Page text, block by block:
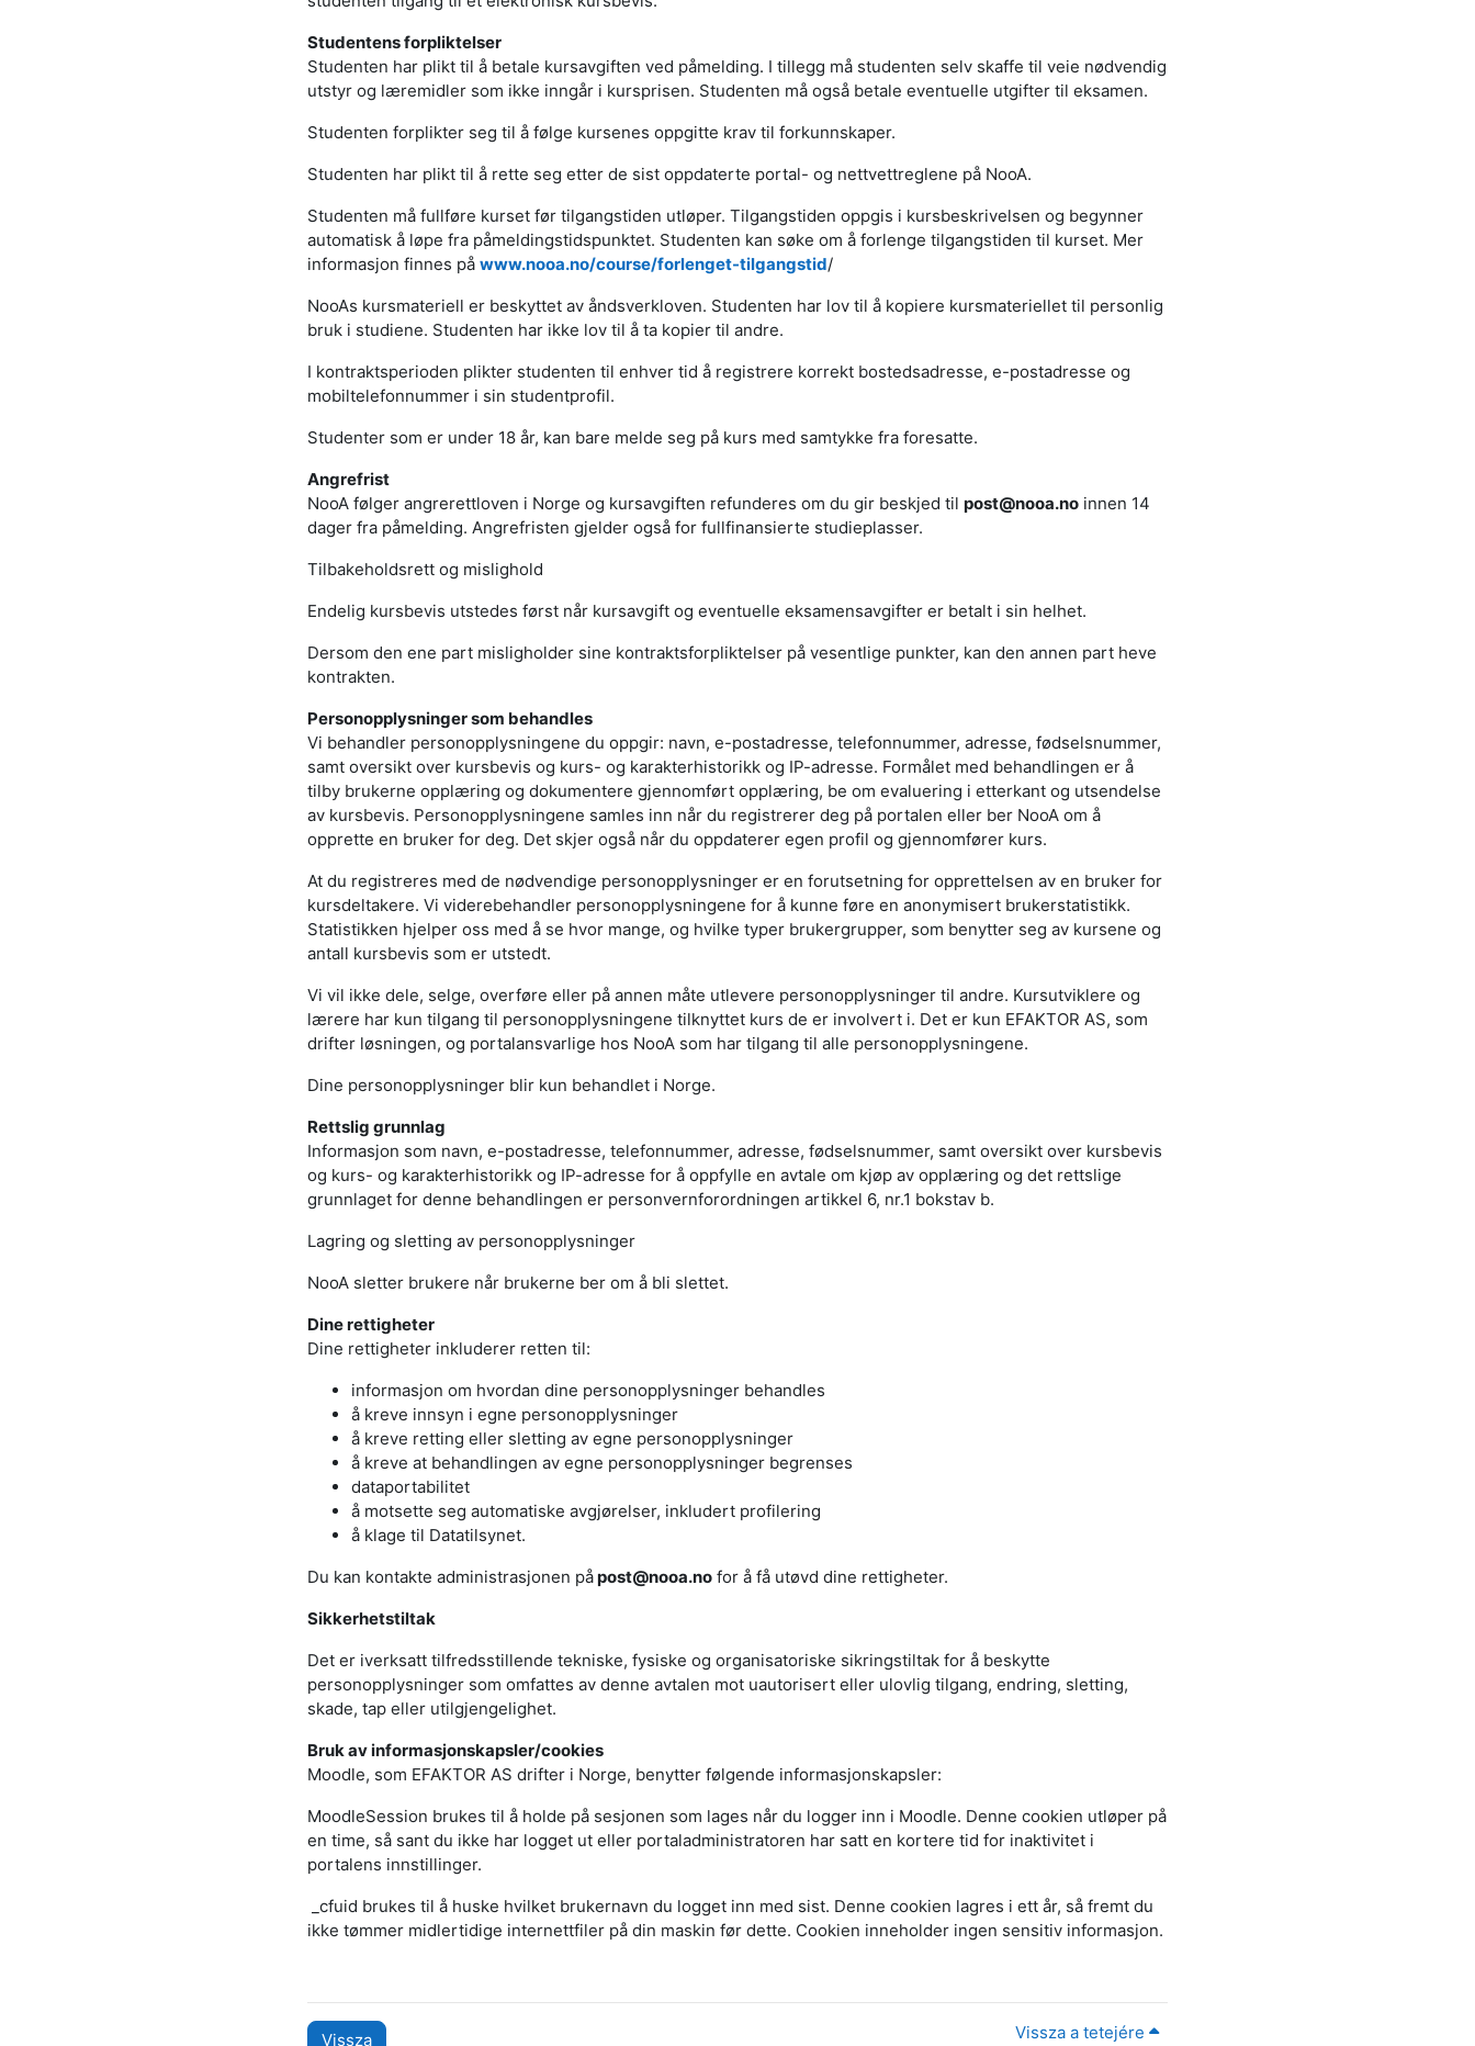
Studentens forpliktelser
Studenten har plikt til å betale kursavgiften ved påmelding. I tillegg må studenten selv skaffe til veie nødvendig
utstyr og læremidler som ikke inngår i kursprisen. Studenten må også betale eventuelle utgifter til eksamen.
Studenten forplikter seg til å følge kursenes oppgitte krav til forkunnskaper.
Studenten har plikt til å rette seg etter de sist oppdaterte portal- og nettvettreglene på NooA.
Studenten må fullføre kurset før tilgangstiden utløper. Tilgangstiden oppgis i kursbeskrivelsen og begynner
automatisk å løpe fra påmeldingstidspunktet. Studenten kan søke om å forlenge tilgangstiden til kurset. Mer
informasjon finnes på www.nooa.no/course/forlenget-tilgangstid/
NooAs kursmateriell er beskyttet av åndsverkloven. Studenten har lov til å kopiere kursmateriellet til personlig
bruk i studiene. Studenten har ikke lov til å ta kopier til andre.
I kontraktsperioden plikter studenten til enhver tid å registrere korrekt bostedsadresse, e-postadresse og
mobiltelefonnummer i sin studentprofil.
Studenter som er under 18 år, kan bare melde seg på kurs med samtykke fra foresatte.
Angrefrist
NooA følger angrerettloven i Norge og kursavgiften refunderes om du gir beskjed til post@nooa.no innen 14
dager fra påmelding. Angrefristen gjelder også for fullfinansierte studieplasser.
Tilbakeholdsrett og mislighold
Endelig kursbevis utstedes først når kursavgift og eventuelle eksamensavgifter er betalt i sin helhet.
Dersom den ene part misligholder sine kontraktsforpliktelser på vesentlige punkter, kan den annen part heve
kontrakten.
Personopplysninger som behandles
Vi behandler personopplysningene du oppgir: navn, e-postadresse, telefonnummer, adresse, fødselsnummer,
samt oversikt over kursbevis og kurs- og karakterhistorikk og IP-adresse. Formålet med behandlingen er å
tilby brukerne opplæring og dokumentere gjennomført opplæring, be om evaluering i etterkant og utsendelse
av kursbevis. Personopplysningene samles inn når du registrerer deg på portalen eller ber NooA om å
opprette en bruker for deg. Det skjer også når du oppdaterer egen profil og gjennomfører kurs.
At du registreres med de nødvendige personopplysninger er en forutsetning for opprettelsen av en bruker for
kursdeltakere. Vi viderebehandler personopplysningene for å kunne føre en anonymisert brukerstatistikk.
Statistikken hjelper oss med å se hvor mange, og hvilke typer brukergrupper, som benytter seg av kursene og
antall kursbevis som er utstedt.
Vi vil ikke dele, selge, overføre eller på annen måte utlevere personopplysninger til andre. Kursutviklere og
lærere har kun tilgang til personopplysningene tilknyttet kurs de er involvert i. Det er kun EFAKTOR AS, som
drifter løsningen, og portalansvarlige hos NooA som har tilgang til alle personopplysningene.
Dine personopplysninger blir kun behandlet i Norge.
Rettslig grunnlag
Informasjon som navn, e-postadresse, telefonnummer, adresse, fødselsnummer, samt oversikt over kursbevis
og kurs- og karakterhistorikk og IP-adresse for å oppfylle en avtale om kjøp av opplæring og det rettslige
grunnlaget for denne behandlingen er personvernforordningen artikkel 6, nr.1 bokstav b.
Lagring og sletting av personopplysninger
NooA sletter brukere når brukerne ber om å bli slettet.
Dine rettigheter
Dine rettigheter inkluderer retten til:
informasjon om hvordan dine personopplysninger behandles
å kreve innsyn i egne personopplysninger
å kreve retting eller sletting av egne personopplysninger
å kreve at behandlingen av egne personopplysninger begrenses
dataportabilitet
å motsette seg automatiske avgjørelser, inkludert profilering
å klage til Datatilsynet.
Du kan kontakte administrasjonen påpost@nooa.no for å få utøvd dine rettigheter.
Sikkerhetstiltak
Det er iverksatt tilfredsstillende tekniske, fysiske og organisatoriske sikringstiltak for å beskytte
personopplysninger som omfattes av denne avtalen mot uautorisert eller ulovlig tilgang, endring, sletting,
skade, tap eller utilgjengelighet.
Bruk av informasjonskapsler/cookies
Moodle, som EFAKTOR AS drifter i Norge, benytter følgende informasjonskapsler:
MoodleSession brukes til å holde på sesjonen som lages når du logger inn i Moodle. Denne cookien utløper på
en time, så sant du ikke har logget ut eller portaladministratoren har satt en kortere tid for inaktivitet i
portalens innstillinger.
_cfuid brukes til å huske hvilket brukernavn du logget inn med sist. Denne cookien lagres i ett år, så fremt du
ikke tømmer midlertidige internettfiler på din maskin før dette. Cookien inneholder ingen sensitiv informasjon.
Vissza Vissza a tetejére